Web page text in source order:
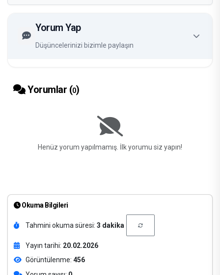
Okuma Bilgileri
Tahmini okuma süresi: 3 dakika
Yayın tarihi: 20.02.2026
Görüntülenme: 456
Yorum Yap
Düşüncelerinizi bizimle paylaşın
Yorumlar (0)
Henüz yorum yapılmamış. İlk yorumu siz yapın!